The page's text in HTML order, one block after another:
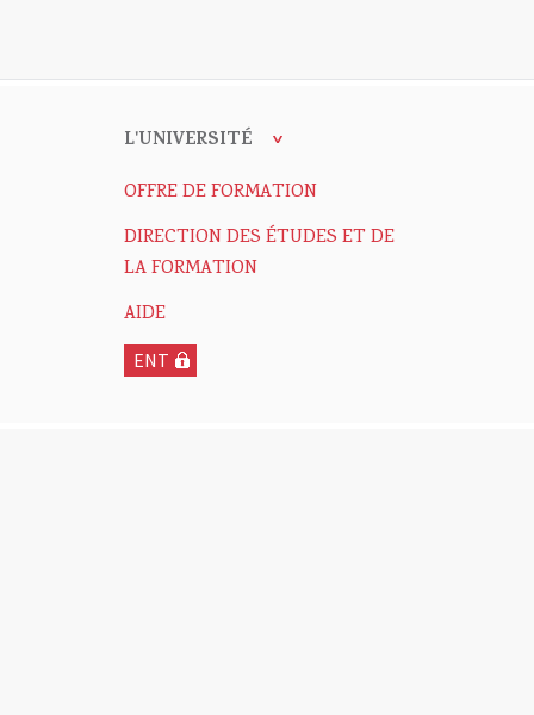
L'UNIVERSITÉ
OFFRE DE FORMATION
DIRECTION DES ÉTUDES ET DE
LA FORMATION
AIDE
ENT